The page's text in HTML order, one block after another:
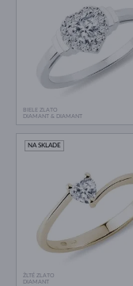
BIELE ZLATO
DIAMANT & DIAMANT
ŽLTÉ ZLATO
DIAMANT
NA SKLADE